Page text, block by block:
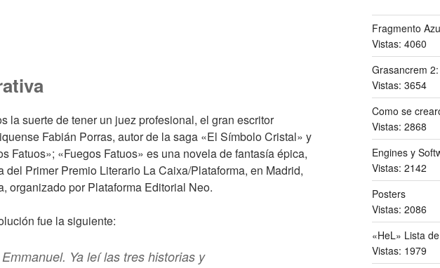
la suerte de tener un juez profesional, el gran escritor
Fabián Porras, autor de la saga «El Símbolo Cristal» y
Fatuos»; «Fuegos Fatuos» es una novela de fantasía épica,
del Primer Premio Literario La Caixa/Plataforma, en Madrid,
organizado por Plataforma Editorial Neo.
fue la siguiente:
Ya leí las tres historias y
Fragmento
Vistas: 4060
Grasancrem
Vistas: 3654
Como se
Vistas: 2868
Engines y
Vistas: 2142
Posters
Vistas: 2086
«HeL» Lista
Vistas: 1979